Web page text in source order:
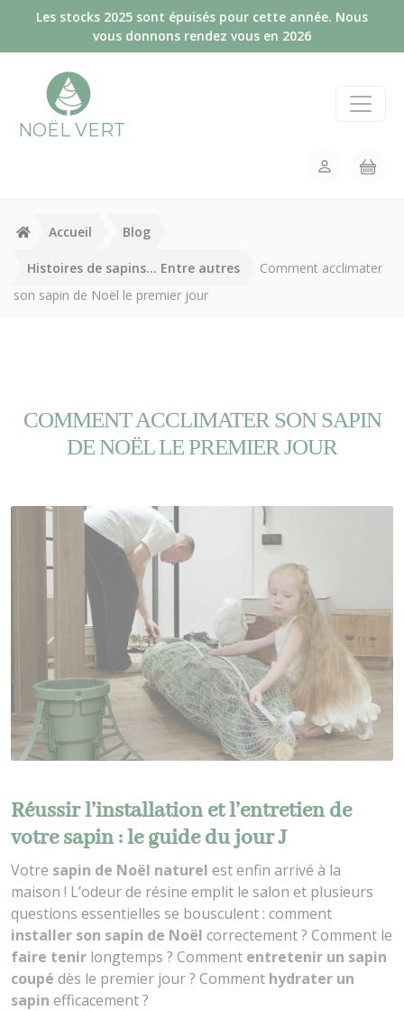
Panneau de gestion des cookies
Les stocks 2025 sont épuisés pour cette année. Nous
vous donnons rendez vous en 2026
NOËL VERT
Accueil Blog
Histoires de sapins… Entre autres
Comment acclimater
son sapin de Noël le premier jour
COMMENT ACCLIMATER SON SAPIN
DE NOËL LE PREMIER JOUR
Réussir l’installation et l’entretien de
votre sapin : le guide du jour J
Votre sapin de Noël naturel est enfin arrivé à la
maison ! L’odeur de résine emplit le salon et plusieurs
questions essentielles se bousculent : comment
installer son sapin de Noël correctement ? Comment le
faire tenir longtemps ? Comment entretenir un sapin
coupé dès le premier jour ? Comment hydrater un
sapin efficacement ?